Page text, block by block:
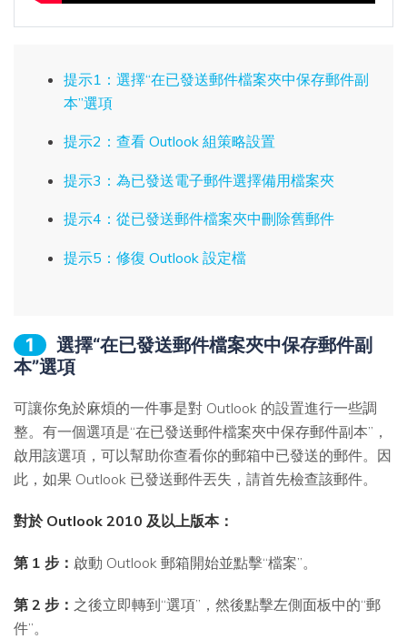
提示1：選擇“在已發送郵件檔案夾中保存郵件副
本”選項
提示2：查看 Outlook 組策略設置
提示3：為已發送電子郵件選擇備用檔案夾
提示4：從已發送郵件檔案夾中刪除舊郵件
提示5：修復 Outlook 設定檔
1
選擇“在已發送郵件檔案夾中保存郵件副
本”選項
可讓你免於麻煩的一件事是對 Outlook 的設置進行一些調
整。有一個選項是“在已發送郵件檔案夾中保存郵件副本”，
啟用該選項，可以幫助你查看你的郵箱中已發送的郵件。因
此，如果 Outlook 已發送郵件丟失，請首先檢查該郵件。
對於 Outlook 2010 及以上版本：
第 1 步： 啟動 Outlook 郵箱開始並點擊“檔案”。
第 2 步： 之後立即轉到“選項”，然後點擊左側面板中的“郵
件”。